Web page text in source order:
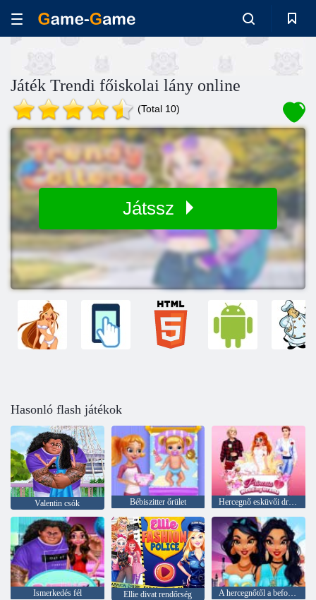
Játék Trendi főiskolai lány online
(Total 10)
Játssz
Hasonló flash játékok
Valentin csók Bébiszitter őrület Hercegnő esküvői dráma
Ismerkedés fél Ellie divat rendőrség A hercegnőtől a befolyásolóig